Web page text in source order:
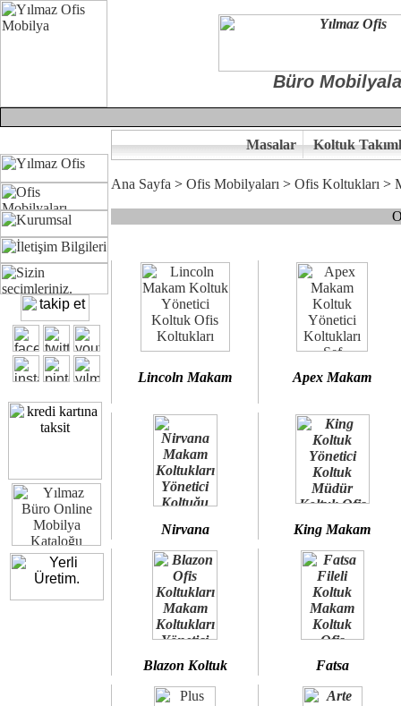
Büro
Ofisinizin dekorasyonunda ergonomi ve kaliteye önem
Çünkü sitemizde bulunan seçkin bürosit, goldsit ve modern
Size yakışan ofis koltuk tasarımına gelin birlikte karar verelim.
Kalite ve ergonomiyi arıyanların tercihi...Yılmaz Büro Mobilya
Masalar Koltuk
Ana Sayfa > Ofis Mobilyaları > Ofis Koltukları >
Lincoln Makam Apex Makam
Nirvana King Makam
Blazon Koltuk Fatsa